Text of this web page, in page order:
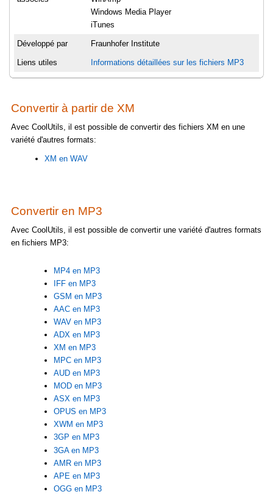
Windows Media Player
iTunes
Développé par Fraunhofer Institute
Liens utiles Informations détaillées sur les fichiers MP3
Convertir à partir de XM
Avec CoolUtils, il est possible de convertir des fichiers XM en une
variété d'autres formats:
XM en WAV
Convertir en MP3
Avec CoolUtils, il est possible de convertir une variété d'autres formats
en fichiers MP3:
MP4 en MP3
IFF en MP3
GSM en MP3
AAC en MP3
WAV en MP3
ADX en MP3
XM en MP3
MPC en MP3
AUD en MP3
MOD en MP3
ASX en MP3
OPUS en MP3
XWM en MP3
3GP en MP3
3GA en MP3
AMR en MP3
APE en MP3
OGG en MP3